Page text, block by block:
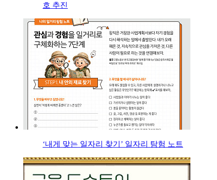
호 추진
‘내게 맞는 일자리 찾기’ 일자리 탐험 노트